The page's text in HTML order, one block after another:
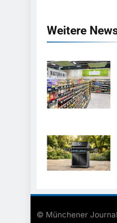
Weitere
© Münchener Journal